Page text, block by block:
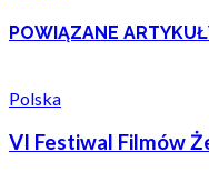
POWIĄZANE
Polska
VI Festiwal Filmów